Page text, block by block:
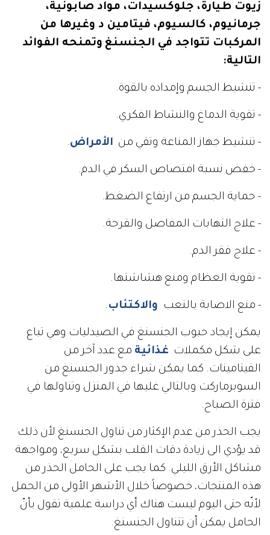
زيوت طيارة، جلوكسيدات، مواد صابونية،
جرمانيوم، كالسيوم، فيتامين د وغيرها من
المركبات تتواجد في الجنسنغ وتمنحه الفوائد
التالية:
- تنشيط الجسم وإمداده بالقوة.
- تقوية الدماغ والنشاط الفكري.
- تنشيط جهاز المناعة وتقي من الأمراض.
- خفض نسبة امتصاص السكر في الدم.
- حماية الجسم من ارتفاع الضغط.
- علاج التهابات المفاصل والقرحة.
- علاج فقر الدم.
- تقوية العظام ومنع هشاشتها.
- منع الاصابة بالتعب والاكتئاب .
يمكن إيجاد حبوب الجنسنغ في الصيدليات وهي تباع
على شكل مكملات غذائية مع عدد آخر من
الفيتامينات. كما يمكن شراء جذور الجنسنغ من
السوبرماركت وبالتالي غليها في المنزل وتناولها في
فترة الصباح.
يجب الحذر من عدم الإكثار من تناول الجنسنغ لأن ذلك
قد يؤدي الى زيادة دقات القلب بشكل سريع، ومواجهة
مشاكل الأرق الليلي. كما يجب على الحامل الحذر من
هذه المنتجات، خصوصاً خلال الأشهر الأولى من الحمل
لأنّه حتى اليوم ليست هناك أي دراسة علمية تقول بأنّ
الحامل يمكن أن تتناول الجنسنغ.